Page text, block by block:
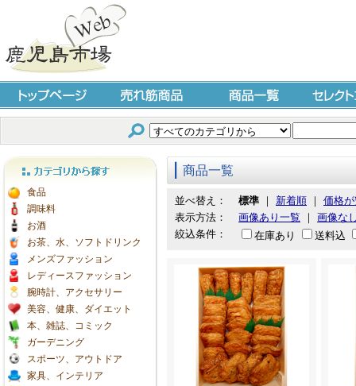
トップページ 売れ筋商品 商品一覧 セレクト
カテゴリから探す
食品
調味料
お酒
お茶、水、ソフトドリンク
メンズファッション
レディースファッション
腕時計、アクセサリー
美容、健康、ダイエット
本、雑誌、コミック
ガーデニング
スポーツ、アウトドア
家具、インテリア
商品一覧
並べ替え： 標準 ｜ 新着順 ｜ 価格
表示方法：
画像あり一覧 ｜ 画像な
絞込条件：
在庫あり 送料込